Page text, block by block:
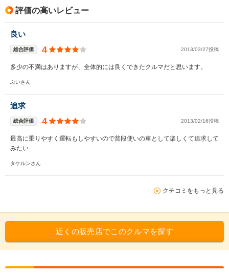
評価の高いレビュー
良い
総合評価 4 2013/03/27投稿
多少の不満はありますが、全体的には良くできたクルマだと思います。
ぶいさん
追求
総合評価 4 2013/02/16投稿
最高に乗りやすく運転もしやすいので普段使いの車として楽しくて追求して
みたい
タケルンさん
クチコミをもっと見る
近くの販売店でこのクルマを探す